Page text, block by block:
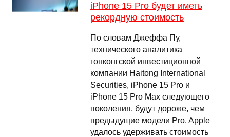
iPhone 15 Pro будет иметь
рекордную стоимость
По словам Джеффа Пу,
технического аналитика
гонконгской инвестиционной
компании Haitong International
Securities, iPhone 15 Pro и
iPhone 15 Pro Max следующего
поколения, будут дороже, чем
предыдущие модели Pro. Apple
удалось удерживать стоимость